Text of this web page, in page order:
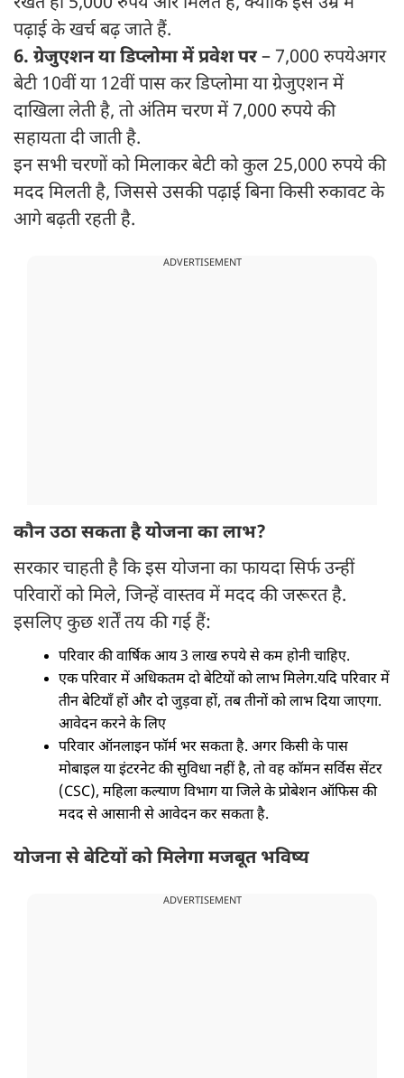
पढ़ाई के खर्च बढ़ जाते हैं.
6. ग्रेजुएशन या डिप्लोमा में प्रवेश पर– 7,000 रुपये अगर
बेटी 10वीं या 12वीं पास कर डिप्लोमा या ग्रेजुएशन में
दाखिला लेती है, तो अंतिम चरण में 7,000 रुपये की
सहायता दी जाती है.
इन सभी चरणों को मिलाकर बेटी को कुल 25,000 रुपये की
मदद मिलती है, जिससे उसकी पढ़ाई बिना किसी रुकावट के
आगे बढ़ती रहती है.
ADVERTISEMENT
कौन उठा सकता है योजना का लाभ?
सरकार चाहती है कि इस योजना का फायदा सिर्फ उन्हीं
परिवारों को मिले, जिन्हें वास्तव में मदद की जरूरत है.
इसलिए कुछ शर्तें तय की गई हैं:
परिवार की वार्षिक आय 3 लाख रुपये से कम होनी चाहिए.
एक परिवार में अधिकतम दो बेटियों को लाभ मिलेग. यदि परिवार में
तीन बेटियाँ हों और दो जुड़वा हों, तब तीनों को लाभ दिया जाएगा.
आवेदन करने के लिए
परिवार ऑनलाइन फॉर्म भर सकता है. अगर किसी के पास
मोबाइल या इंटरनेट की सुविधा नहीं है, तो वह कॉमन सर्विस सेंटर
(CSC), महिला कल्याण विभाग या जिले के प्रोबेशन ऑफिस की
मदद से आसानी से आवेदन कर सकता है.
योजना से बेटियों को मिलेगा मजबूत भविष्य
ADVERTISEMENT